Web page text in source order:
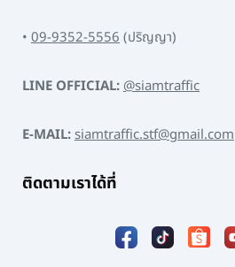
• 09-9352-5556(ปริญญา)
LINE OFFICIAL:@siamtraffic
E-MAIL:siamtraffic.stf@gmail.com
ติดตามเราได้ที่